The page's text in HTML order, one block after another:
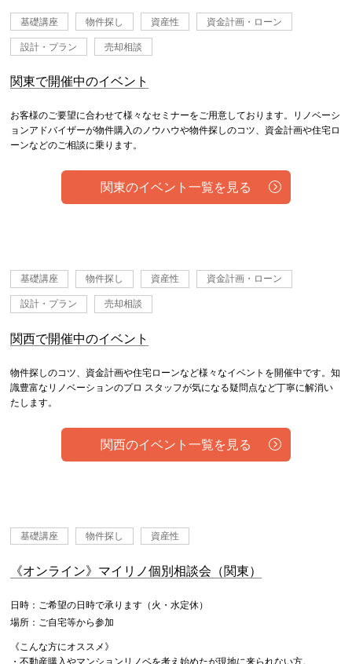
基礎講座 物件探し 資産性 資金計画・ローン
設計・プラン 売却相談
関東で開催中のイベント
お客様のご要望に合わせて様々なセミナーをご用意しております。リノベーシ
ョンアドバイザーが物件購入のノウハウや物件探しのコツ、資金計画や住宅ロ
ーンなどのご相談に乗ります。
関東のイベント一覧を見る
基礎講座 物件探し 資産性 資金計画・ローン
設計・プラン 売却相談
関西で開催中のイベント
物件探しのコツ、資金計画や住宅ローンなど様々なイベントを開催中です。知
識豊富なリノベーションのプロ スタッフが気になる疑問点など丁寧に解消い
たします。
関西のイベント一覧を見る
基礎講座 物件探し 資産性
《オンライン》マイリノ個別相談会（関東）
日時：ご希望の日時で承ります（火・水定休）
場所：ご自宅等から参加
《こんな方にオススメ》
・不動産購入やマンションリノベを考え始めたが現地に来られない方。